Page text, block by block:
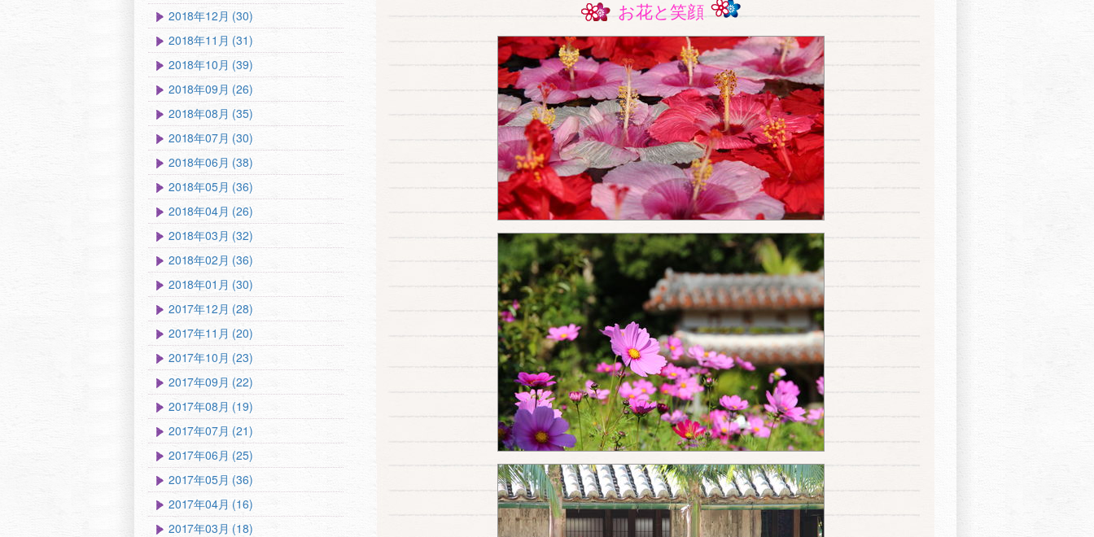
お花と笑顔
2018年12月 (30)
2018年11月 (31)
2018年10月 (39)
2018年09月 (26)
2018年08月 (35)
2018年07月 (30)
2018年06月 (38)
2018年05月 (36)
2018年04月 (26)
2018年03月 (32)
2018年02月 (36)
2018年01月 (30)
2017年12月 (28)
2017年11月 (20)
2017年10月 (23)
2017年09月 (22)
2017年08月 (19)
2017年07月 (21)
2017年06月 (25)
2017年05月 (36)
2017年04月 (16)
2017年03月 (18)